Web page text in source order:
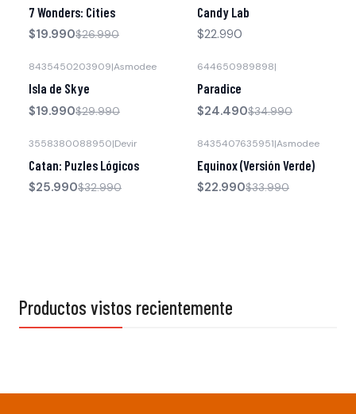
7 Wonders: Cities
$19.990$26.990
Candy Lab
$22.990
8435450203909|Asmodee
Isla de Skye
$19.990$29.990
644650989898|
Paradice
$24.490$34.990
3558380088950|Devir
Catan: Puzles Lógicos
$25.990$32.990
8435407635951|Asmodee
Equinox (Versión Verde)
$22.990$33.990
Productos vistos recientemente